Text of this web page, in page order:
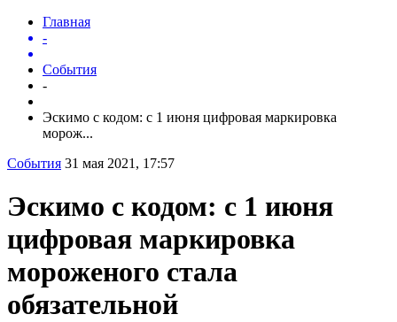
Главная
-
События
-
Эскимо с кодом: с 1 июня цифровая маркировка
морож...
События 31 мая 2021, 17:57
Эскимо с кодом: с 1 июня
цифровая маркировка
мороженого стала
обязательной